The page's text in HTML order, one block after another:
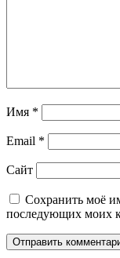
Имя *
Email *
Сайт
Сохранить моё
последующих моих